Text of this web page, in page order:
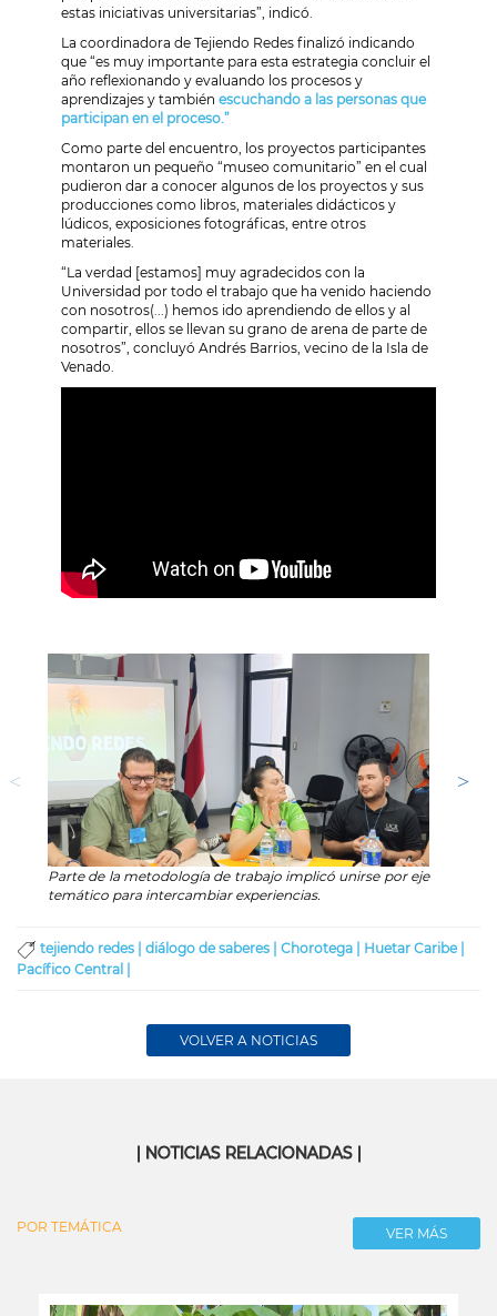
estas iniciativas universitarias”, indicó.
La coordinadora de Tejiendo Redes finalizó indicando
que “es muy importante para esta estrategia concluir el
año reflexionando y evaluando los procesos y
aprendizajes y también escuchando a las personas que
participan en el proceso.”
Como parte del encuentro, los proyectos participantes
montaron un pequeño “museo comunitario” en el cual
pudieron dar a conocer algunos de los proyectos y sus
producciones como libros, materiales didácticos y
lúdicos, exposiciones fotográficas, entre otros
materiales.
“La verdad [estamos] muy agradecidos con la
Universidad por todo el trabajo que ha venido haciendo
con nosotros(...) hemos ido aprendiendo de ellos y al
compartir, ellos se llevan su grano de arena de parte de
nosotros”, concluyó Andrés Barrios, vecino de la Isla de
Venado.
Parte de la metodología de trabajo implicó unirse por eje
temático para intercambiar experiencias.
tejiendo redes | diálogo de saberes | Chorotega | Huetar Caribe |
Pacífico Central |
VOLVER A NOTICIAS
| NOTICIAS RELACIONADAS |
POR TEMÁTICA VER MÁS